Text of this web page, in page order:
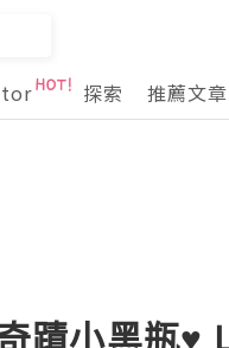
探索 推薦文章
蹟小黑瓶